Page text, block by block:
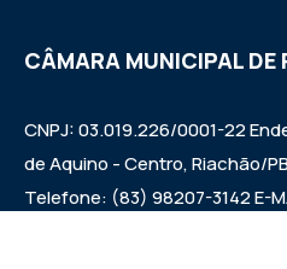
CÂMARA MUNICIPAL DE
CNPJ: 03.019.226/0001-22
de Aquino - Centro, Riachão/
Telefone: (83) 98207-3142 E-